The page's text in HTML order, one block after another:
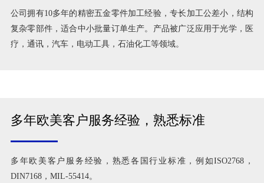
公司拥有10多年的精密五金零件加工经验，专长加工公差小，结构
复杂零部件，适合中小批量订单生产。产品被广泛应用于光学，医
疗，通讯，汽车，电动工具，石油化工等领域。
多年欧美客户服务经验，熟悉标准
多年欧美客户服务经验，熟悉各国行业标准，例如ISO2768，
DIN7168，MIL-55414。